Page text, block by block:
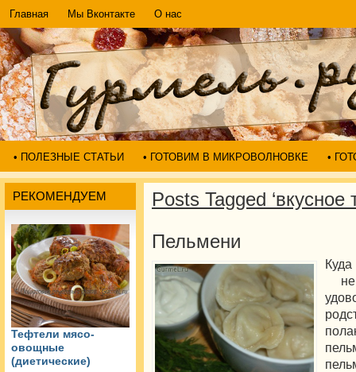
Главная Мы Вконтакте О нас
• ПОЛЕЗНЫЕ СТАТЬИ • ГОТОВИМ В МИКРОВОЛНОВКЕ •
РЕКОМЕНДУЕМ
Тефтели мясо-
овощные
(диетические)
Posts Tagged
Пельмени
не